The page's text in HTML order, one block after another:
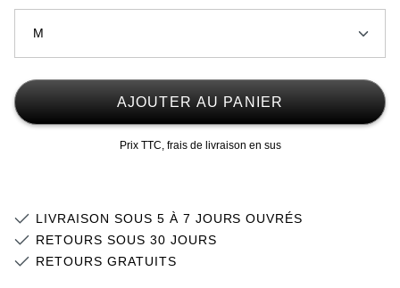
M
S Stock faible
XL
AJOUTER AU PANIER
Prix TTC, frais de livraison en sus
LIVRAISON SOUS 5 À 7 JOURS OUVRÉS
RETOURS SOUS 30 JOURS
RETOURS GRATUITS